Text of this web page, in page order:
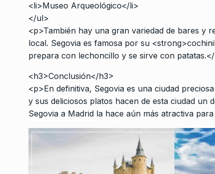
<li>Museo Arqueológico</li>
</ul>
<p>También hay una gran variedad de bares y
local. Segovia es famosa por su
prepara con lechoncillo y se sirve con
<h3>Conclusión</h3>
<p>En definitiva, Segovia es una ciudad
y sus deliciosos platos hacen de esta ciudad un
Segovia a Madrid la hace aún más atractiva